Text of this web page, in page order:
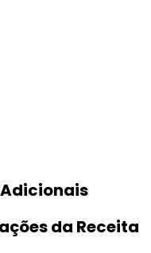
da Receita